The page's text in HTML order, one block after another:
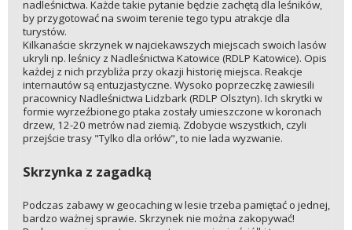
nadleśnictwa. Każde takie pytanie będzie zachętą dla leśników,
by przygotować na swoim terenie tego typu atrakcje dla
turystów.
Kilkanaście skrzynek w najciekawszych miejscach swoich lasów
ukryli np. leśnicy z Nadleśnictwa Katowice (RDLP Katowice). Opis
każdej z nich przybliża przy okazji historię miejsca. Reakcje
internautów są entuzjastyczne. Wysoko poprzeczkę zawiesili
pracownicy Nadleśnictwa Lidzbark (RDLP Olsztyn). Ich skrytki w
formie wyrzeźbionego ptaka zostały umieszczone w koronach
drzew, 12-20 metrów nad ziemią. Zdobycie wszystkich, czyli
przejście trasy "Tylko dla orłów", to nie lada wyzwanie.
Skrzynka z zagadką
Podczas zabawy w geocaching w lesie trzeba pamiętać o jednej,
bardzo ważnej sprawie. Skrzynek nie można zakopywać!